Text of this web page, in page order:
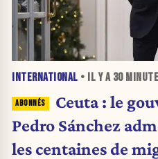
INTERNATIONAL • IL Y A 30
Ceuta : le
Pedro Sánchez
les centaines de